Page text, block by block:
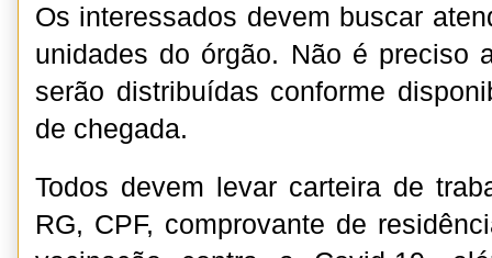
Os interessados devem buscar
unidades do órgão. Não é preciso
serão distribuídas conforme
de chegada.
Todos devem levar carteira de
RG, CPF, comprovante de